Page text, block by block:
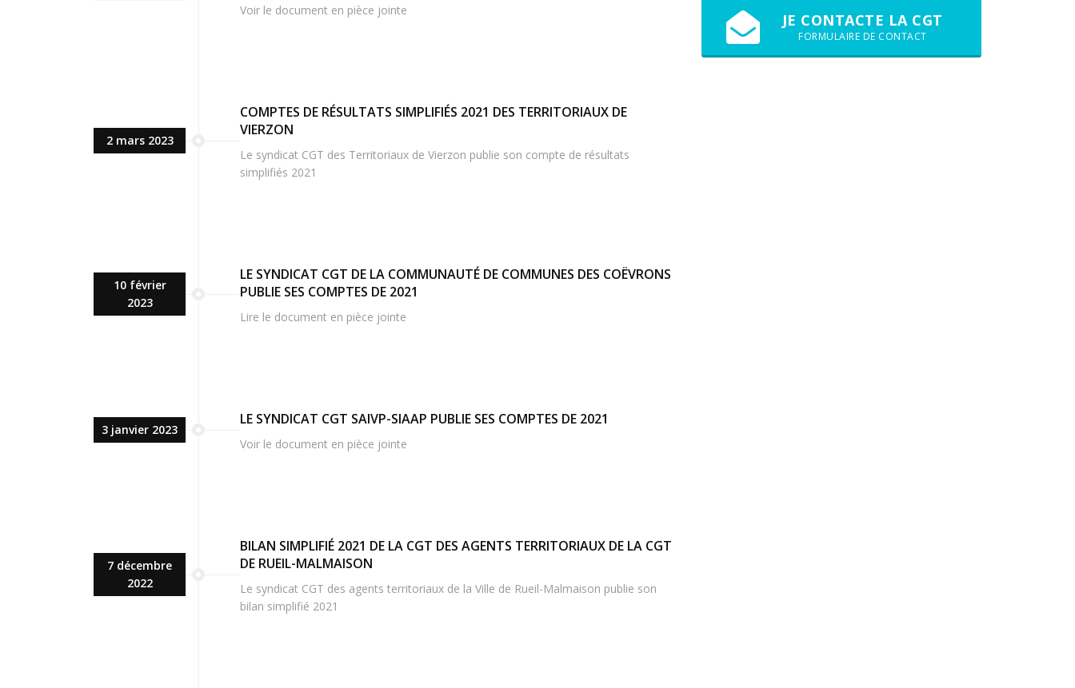
Voir le document en pièce jointe
2 mars 2023
COMPTES DE RÉSULTATS SIMPLIFIÉS 2021 DES TERRITORIAUX DE
VIERZON
Le syndicat CGT des Territoriaux de Vierzon publie son compte de résultats
simplifiés 2021
10 février
2023
LE SYNDICAT CGT DE LA COMMUNAUTÉ DE COMMUNES DES COËVRONS
PUBLIE SES COMPTES DE 2021
Lire le document en pièce jointe
3 janvier 2023
LE SYNDICAT CGT SAIVP-SIAAP PUBLIE SES COMPTES DE 2021
Voir le document en pièce jointe
7 décembre
2022
BILAN SIMPLIFIÉ 2021 DE LA CGT DES AGENTS TERRITORIAUX DE LA CGT
DE RUEIL-MALMAISON
Le syndicat CGT des agents territoriaux de la Ville de Rueil-Malmaison publie son
bilan simplifié 2021
JE CONTACTE LA CGT
FORMULAIRE DE CONTACT